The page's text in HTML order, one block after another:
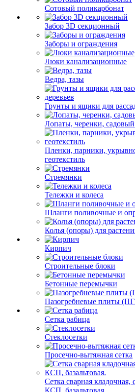
Сотовый поликарбонат
Забор 3D секционный
Заборы и ограждения
Люки канализационные
Ведра, тазы
Грунты и ящики для
Лопаты, черенки,
Пленки, парники,
геотекстиль
Стремянки
Тележки и колеса
Шланги поливочные и
Колья (опоры) для
Кирпич
Строительные блоки
Бетонные перемычки
Пазогребневые плиты
Сетка рабица
Стеклосетки
Просечно-вытяжная сетка
Сетка сварная кладочная,
КСП, базальтовая.